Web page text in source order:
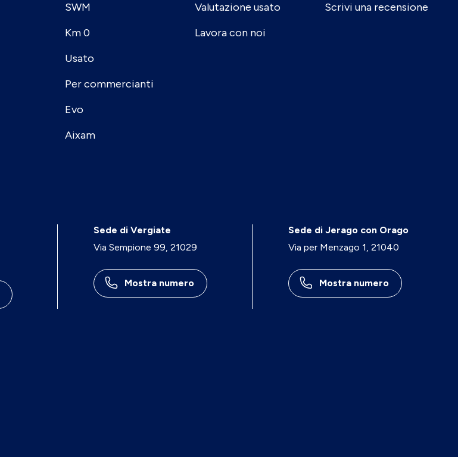
SWM
Km 0
Usato
Per commercianti
Evo
Aixam
Valutazione usato
Lavora con noi
Scrivi una recensione
Sede di Vergiate
Via Sempione 99, 21029
Mostra numero
Sede di Jerago con Orago
Via per Menzago 1, 21040
Mostra numero